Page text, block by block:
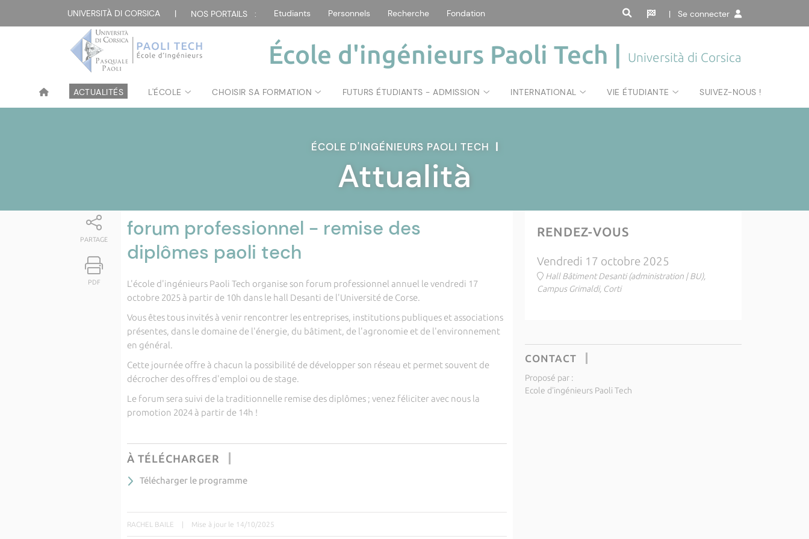
UNIVERSITÀ DI CORSICA | NOS PORTAILS : Etudiants Personnels Recherche Fondation | Se connecter
École d'ingénieurs Paoli Tech | Università di Corsica
ACTUALITÉS L'ÉCOLE CHOISIR SA FORMATION FUTURS ÉTUDIANTS - ADMISSION INTERNATIONAL VIE ÉTUDIANTE SUIVEZ-NOUS !
ÉCOLE D'INGÉNIEURS PAOLI TECH |
Attualità
PARTAGE
PDF
forum professionnel - remise des
diplômes paoli tech
L'école d'ingénieurs Paoli Tech organise son forum professionnel annuel le vendredi 17
octobre 2025 à partir de 10h dans le hall Desanti de l'Université de Corse.
Vous êtes tous invités à venir rencontrer les entreprises, institutions publiques et associations
présentes, dans le domaine de l'énergie, du bâtiment, de l'agronomie et de l'environnement
en général.
Cette journée offre à chacun la possibilité de développer son réseau et permet souvent de
décrocher des offres d'emploi ou de stage.
Le forum sera suivi de la traditionnelle remise des diplômes ; venez féliciter avec nous la
promotion 2024 à partir de 14h !
À TÉLÉCHARGER
Télécharger le programme
RACHEL BAILE | Mise à jour le 14/10/2025
RENDEZ-VOUS
Vendredi 17 octobre 2025
Hall Bâtiment Desanti (administration | BU),
Campus Grimaldi, Corti
CONTACT
Proposé par :
Ecole d'ingénieurs Paoli Tech